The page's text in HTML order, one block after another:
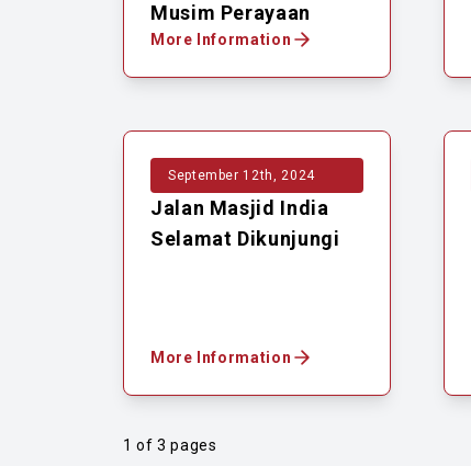
Musim Perayaan
More Information
September 12th, 2024
Jalan Masjid India
Selamat Dikunjungi
More Information
1 of 3 pages